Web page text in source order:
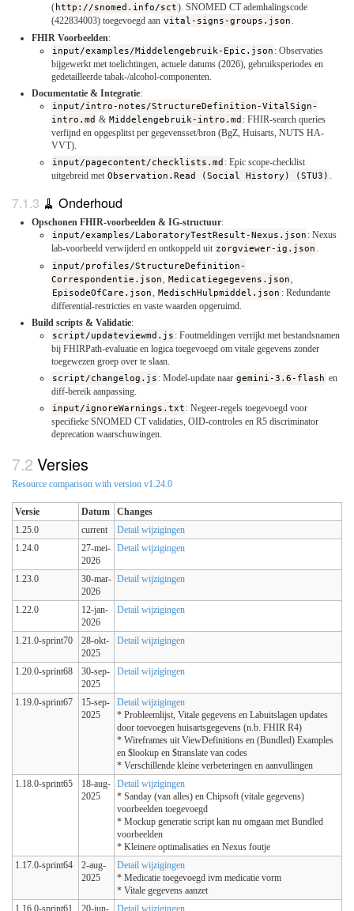
(http://snomed.info/sct). SNOMED CT ademhalingscode
(422834003) toegevoegd aan vital-signs-groups.json .
FHIR Voorbeelden:
input/examples/Middelengebruik-Epic.json : Observaties
bijgewerkt met toelichtingen, actuele datums (2026), gebruiksperiodes en
gedetailleerde tabak-/alcohol-componenten.
Documentatie & Integratie:
input/intro-notes/StructureDefinition-VitalSign-
intro.md & Middelengebruik-intro.md : FHIR-search queries
verfijnd en opgesplitst per gegevensset/bron (BgZ, Huisarts, NUTS HA-
VVT).
input/pagecontent/checklists.md : Epic scope-checklist
uitgebreid met Observation.Read (Social History) (STU3) .
🧹 Onderhoud
Opschonen FHIR-voorbeelden & IG-structuur:
input/examples/LaboratoryTestResult-Nexus.json : Nexus
lab-voorbeeld verwijderd en ontkoppeld uit zorgviewer-ig.json .
input/profiles/StructureDefinition-
Correspondentie.json, Medicatiegegevens.json,
EpisodeOfCare.json, MedischHulpmiddel.json : Redundante
differential-restricties en vaste waarden opgeruimd.
Build scripts & Validatie:
script/updateviewmd.js : Foutmeldingen verrijkt met bestandsnamen
bij FHIRPath-evaluatie en logica toegevoegd om vitale gegevens zonder
toegewezen groep over te slaan.
script/changelog.js : Model-update naar gemini-3.6-flash en
diff-bereik aanpassing.
input/ignoreWarnings.txt : Negeer-regels toegevoegd voor
specifieke SNOMED CT validaties, OID-controles en R5 discriminator
deprecation waarschuwingen.
Versies
Resource comparison with version v1.24.0
Versie Datum
Changes
1.25.0
current
Detail wijzigingen
1.24.0
27-mei-
2026
Detail wijzigingen
1.23.0
30-mar-
2026
Detail wijzigingen
1.22.0
12-jan-
2026
Detail wijzigingen
1.21.0-sprint70
28-okt-
2025
Detail wijzigingen
1.20.0-sprint68
30-sep-
2025
Detail wijzigingen
1.19.0-sprint67
15-sep-
2025
Detail wijzigingen
* Probleemlijst, Vitale gegevens en Labuitslagen updates
door toevoegen huisartsgegevens (n.b. FHIR R4)
* Wireframes uit ViewDefinitions en (Bundled) Examples
en $lookup en $translate van codes
* Verschillende kleine verbeteringen en aanvullingen
1.18.0-sprint65
18-aug-
2025
Detail wijzigingen
* Sanday (van alles) en Chipsoft (vitale gegevens)
voorbeelden toegevoegd
* Mockup generatie script kan nu omgaan met Bundled
voorbeelden
* Kleinere optimalisaties en Nexus foutje
1.17.0-sprint64
2-aug-
2025
Detail wijzigingen
* Medicatie toegevoegd ivm medicatie vorm
* Vitale gegevens aanzet
1.16.0-sprint61
20-jun- Detail wijzigingen